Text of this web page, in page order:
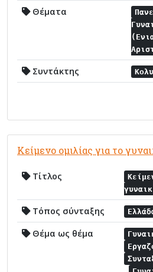
Θέματα
Συντάκτης
Κείμενο ομιλίας για το
Τίτλος
Τόπος σύνταξης
Θέμα ως θέμα